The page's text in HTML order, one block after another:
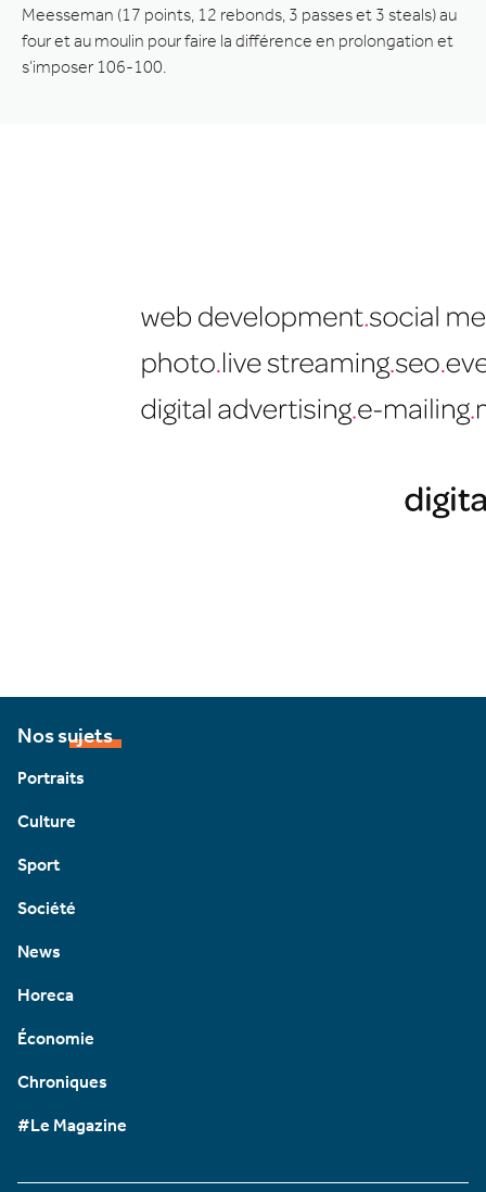
Meesseman (17 points, 12 rebonds, 3 passes et 3 steals) au
four et au moulin pour faire la différence en prolongation et
s’imposer 106-100.
Nos sujets
Portraits
Culture
Sport
Société
News
Horeca
Économie
Chroniques
#Le Magazine